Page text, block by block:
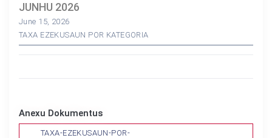
JUNHU 2026
June 15, 2026
TAXA EZEKUSAUN POR KATEGORIA
Anexu Dokumentus
TAXA-EZEKUSAUN-POR-